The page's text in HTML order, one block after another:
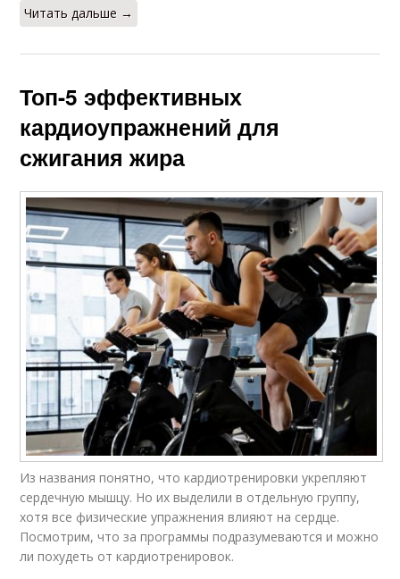
Читать дальше →
Топ-5 эффективных
кардиоупражнений для
сжигания жира
Из названия понятно, что кардиотренировки укрепляют
сердечную мышцу. Но их выделили в отдельную группу,
хотя все физические упражнения влияют на сердце.
Посмотрим, что за программы подразумеваются и можно
ли похудеть от кардиотренировок.